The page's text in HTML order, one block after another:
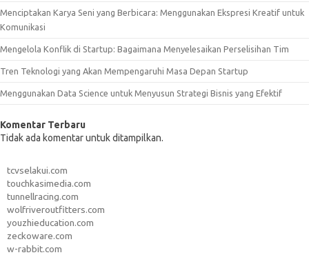
Menciptakan Karya Seni yang Berbicara: Menggunakan Ekspresi Kreatif untuk
Komunikasi
Mengelola Konflik di Startup: Bagaimana Menyelesaikan Perselisihan Tim
Tren Teknologi yang Akan Mempengaruhi Masa Depan Startup
Menggunakan Data Science untuk Menyusun Strategi Bisnis yang Efektif
Komentar Terbaru
Tidak ada komentar untuk ditampilkan.
tcvselakui.com
touchkasimedia.com
tunnellracing.com
wolfriveroutfitters.com
youzhieducation.com
zeckoware.com
w-rabbit.com